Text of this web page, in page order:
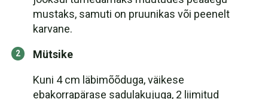
mustaks, samuti on pruunikas või peenelt
karvane.
Mütsike
Kuni 4 cm läbimõõduga, väikese
ebakorrapärase sadulakujuga, 2 liimitud